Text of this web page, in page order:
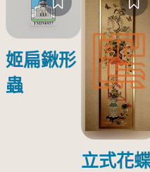
姬扁鍬形
蟲
立式花